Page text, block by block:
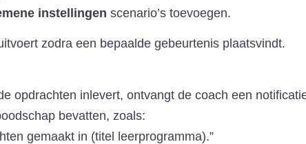
instellingen scenario’s toevoegen.
zodra een bepaalde gebeurtenis plaatsvindt.
opdrachten inlevert, ontvangt de coach een
bevatten, zoals:
gemaakt in (titel leerprogramma).”